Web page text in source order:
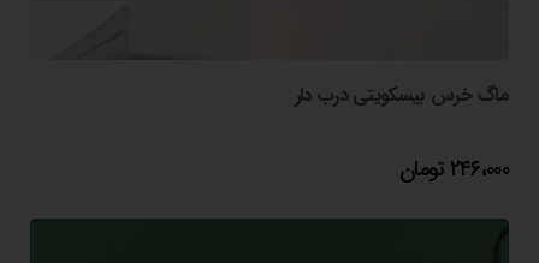
ماگ خرس بیسکویتی درب دار
۲۴۶،۰۰۰ تومان